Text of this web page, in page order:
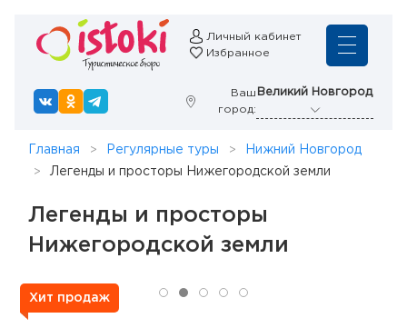
Личный кабинет
Избранное
Ваш
город:
Великий Новгород
Главная Регулярные туры
Нижний Новгород
Легенды и просторы Нижегородской земли
Легенды и просторы
Нижегородской земли
Хит продаж